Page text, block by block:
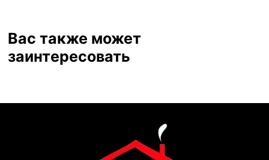
Вас также может
заинтересовать